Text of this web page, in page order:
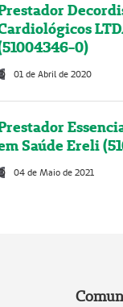
0)
01 de Abril de 2020
Saúde Ereli
04 de Maio de 2021